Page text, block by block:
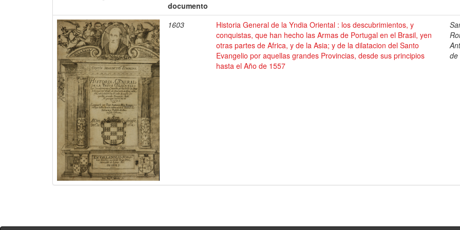
documento
1603
Historia General de la Yndia Oriental : los descubrimientos, y
conquistas, que han hecho las Armas de Portugal en el Brasil, yen
otras partes de Africa, y de la Asia; y de la dilatacion del Santo
Evangelio por aquellas grandes Provincias, desde sus principios
hasta el Año de 1557
de